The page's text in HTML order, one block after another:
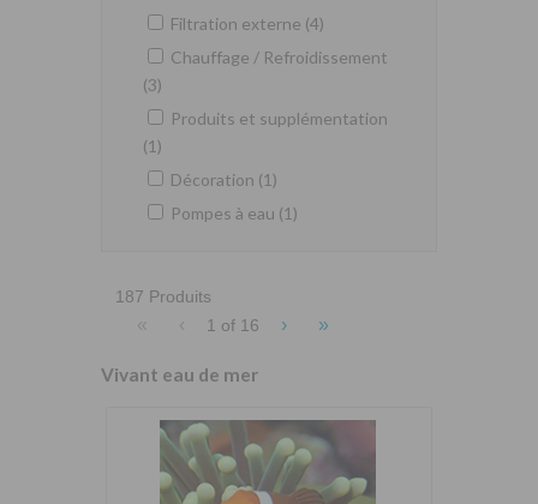
Filtration externe (4)
Chauffage / Refroidissement
(3)
Produits et supplémentation
(1)
Décoration (1)
Pompes à eau (1)
187 Produits
« ‹ 1 of 16 › »
Vivant eau de mer